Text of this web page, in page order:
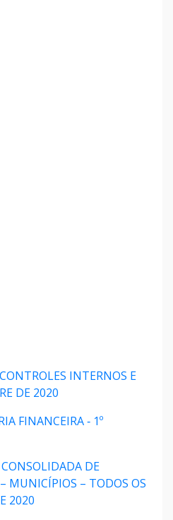
INTERNOS E
DE 2020
FINANCEIRA ‐ 1º
DE
MUNICÍPIOS – TODOS OS
2020